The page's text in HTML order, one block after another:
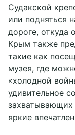
Судакской
или подняться
дороге, откуда
Крым также
такие как
музея, где
«холодной
удивительное
захватывающих
яркие